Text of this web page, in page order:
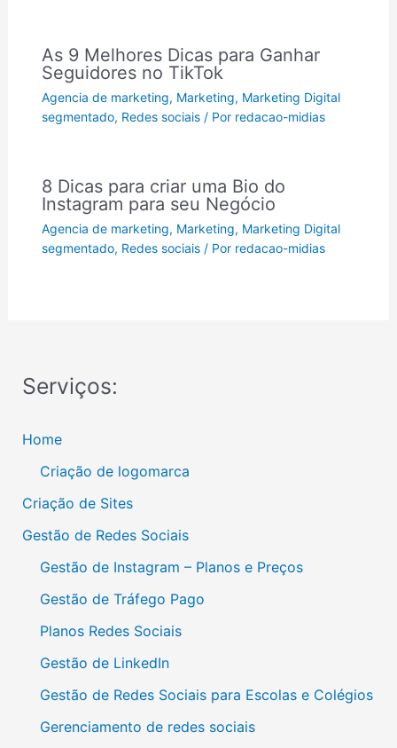
As 9 Melhores Dicas para Ganhar
Seguidores no TikTok
Agencia de marketing, Marketing, Marketing Digital
segmentado, Redes sociais / Por redacao-midias
8 Dicas para criar uma Bio do
Instagram para seu Negócio
Agencia de marketing, Marketing, Marketing Digital
segmentado, Redes sociais / Por redacao-midias
Serviços:
Home
Criação de logomarca
Criação de Sites
Gestão de Redes Sociais
Gestão de Instagram – Planos e Preços
Gestão de Tráfego Pago
Planos Redes Sociais
Gestão de LinkedIn
Gestão de Redes Sociais para Escolas e Colégios
Gerenciamento de redes sociais